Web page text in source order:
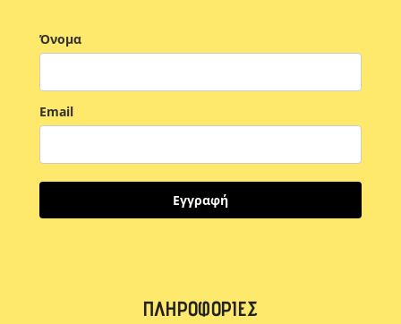
Όνομα
Email
Εγγραφή
ΠΛΗΡΟΦΟΡΊΕΣ